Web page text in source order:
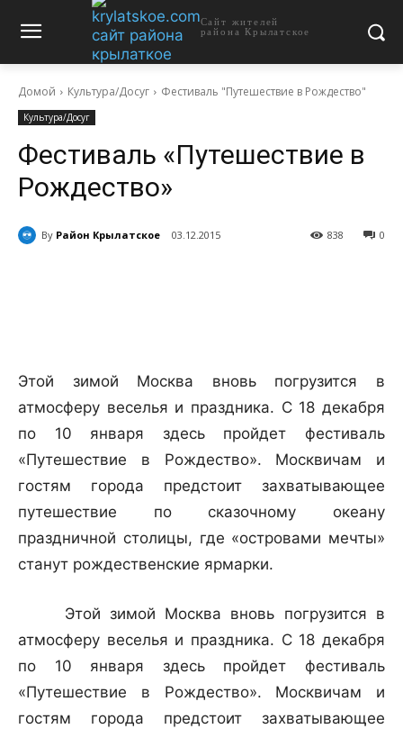
Сайт жителей
района Крылатское
Домой Культура/Досуг Фестиваль "Путешествие в Рождество"
Культура/Досуг
Фестиваль «Путешествие в
Рождество»
By Район Крылатское 03.12.2015 0
838
Этой зимой Москва вновь погрузится в
атмосферу веселья и праздника. С 18 декабря
по 10 января здесь пройдет фестиваль
«Путешествие в Рождество». Москвичам и
гостям города предстоит захватывающее
путешествие по сказочному океану
праздничной столицы, где «островами мечты»
станут рождественские ярмарки.
Этой зимой Москва вновь погрузится в
атмосферу веселья и праздника. С 18 декабря
по 10 января здесь пройдет фестиваль
«Путешествие в Рождество». Москвичам и
гостям города предстоит захватывающее